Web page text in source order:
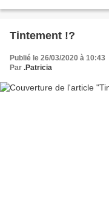
Tintement !?
Publié le 26/03/2020 à 10:43
Par .Patricia